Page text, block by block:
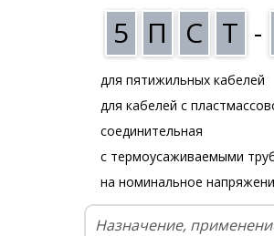
5 П С Т -
для пятижильных кабелей
для кабелей с
соединительная
с термоусаживаемыми
на номинальное
Назначение,